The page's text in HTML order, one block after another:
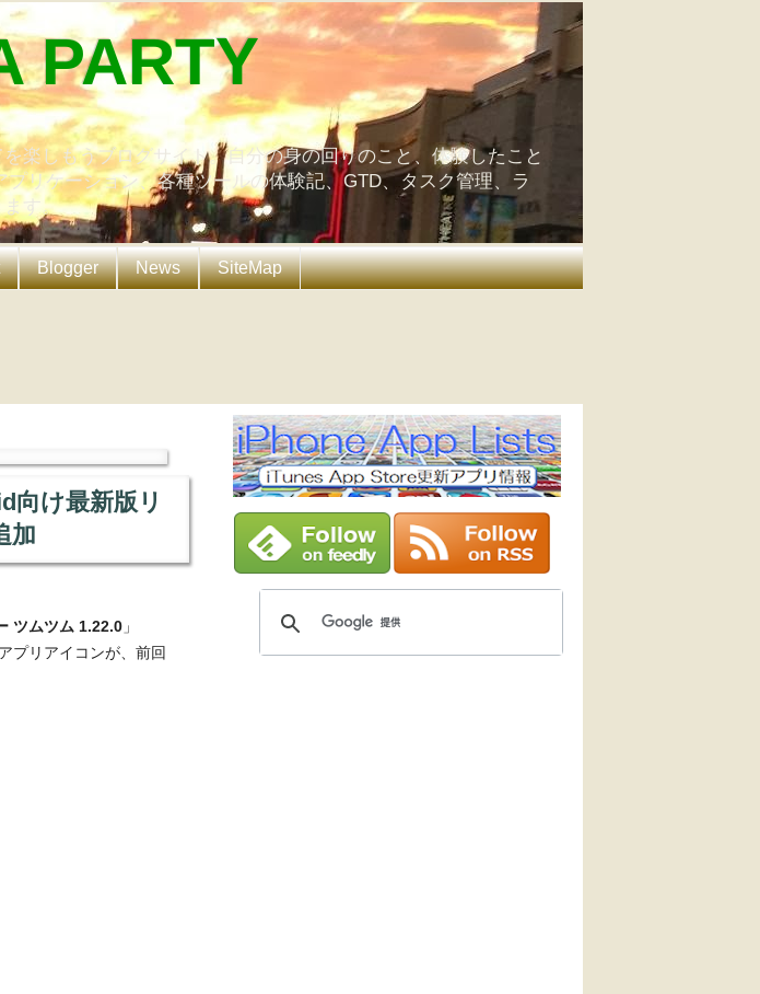
PARTY
楽しもうブログサイト。自分の身の回りのこと、体験したこと
リケーション、各種ツールの体験記、GTD、タスク管理、ラ
す。
Blogger News SiteMap
向け最新版リ
加
ツムツム 1.22.0 」
プリアイコンが、前回